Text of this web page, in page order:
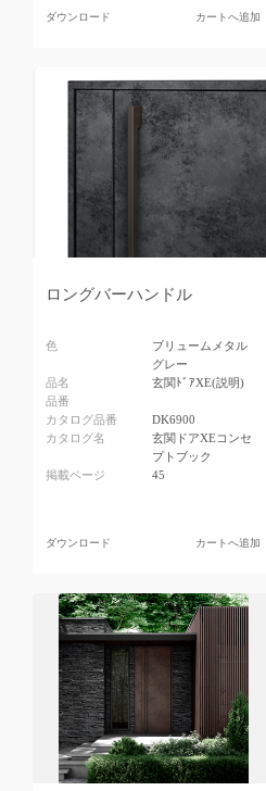
ダウンロード カートへ追加
ロングバーハンドル
色
ブリュームメタル
グレー
品名
玄関ﾄﾞｱXE(説明)
品番
カタログ品番
DK6900
カタログ名
玄関ドアXEコンセ
プトブック
掲載ページ
45
ダウンロード カートへ追加